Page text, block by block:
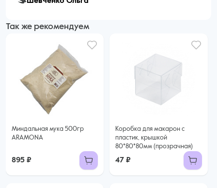
Так же рекомендуем
Миндальная мука 500гр
ARAMONA
895 ₽
Коробка для макарон с
пластик, крышкой
80*80*80мм (прозрачная)
47 ₽